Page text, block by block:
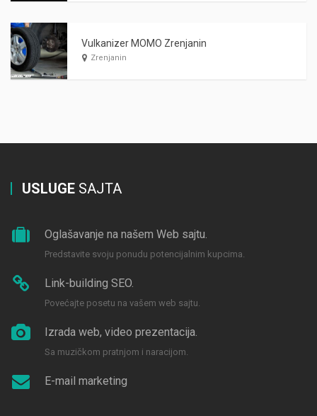
Vulkanizer MOMO Zrenjanin
Zrenjanin
USLUGE SAJTA
Oglašavanje na našem Web sajtu.
Predstavite svoju ponudu potencijalnim kupcima.
Link-building SEO.
Povećajte posetu na vašem web sajtu.
Izrada web, video prezentacija.
Sa muzičkom pratnjom i naracijom.
E-mail marketing